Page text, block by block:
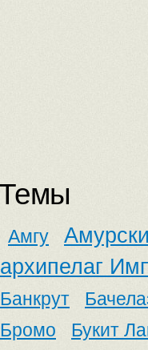
Амгу
архипелаг
Банкрут
Бромо
Букит